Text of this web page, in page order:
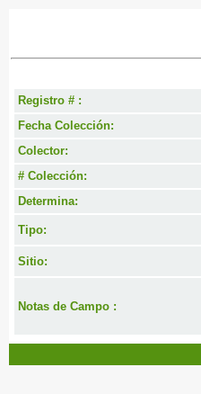
Registro # :
Fecha Colección:
Colector:
# Colección:
Determina:
Tipo:
Sitio:
Notas de Campo :